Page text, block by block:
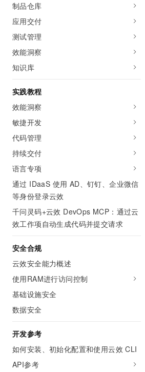
制品仓库
应用交付
测试管理
效能洞察
知识库
实践教程
效能洞察
敏捷开发
代码管理
持续交付
语言专项
通过 IDaaS 使用 AD、钉钉、企业微信
等身份登录云效
千问灵码+云效 DevOps MCP：通过云
效工作项自动生成代码并提交请求
安全合规
云效安全能力概述
使用RAM进行访问控制
基础设施安全
数据安全
开发参考
如何安装、初始化配置和使用云效 CLI
API参考